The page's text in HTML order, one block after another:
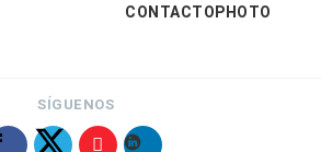
CONTACTOPHOTO
SÍGUENOS